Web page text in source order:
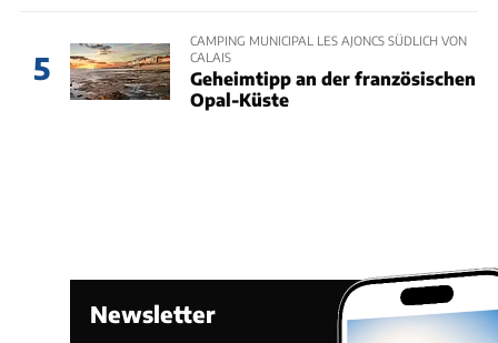
5
CAMPING MUNICIPAL LES AJONCS SÜDLICH VON
CALAIS
Geheimtipp an der französischen
Opal-Küste
Newsletter